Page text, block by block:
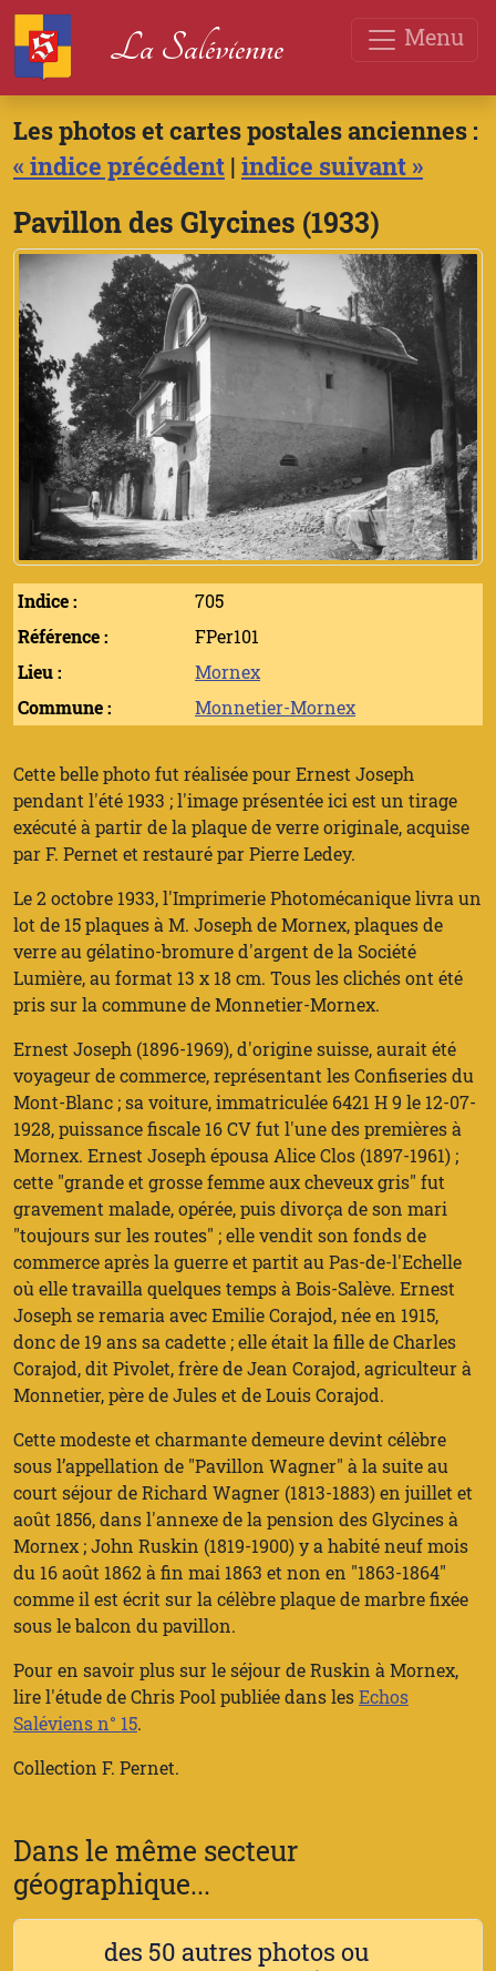
Menu
La Salévienne
Les photos et cartes postales anciennes :
« indice précédent | indice suivant »
Pavillon des Glycines (1933)
Indice :
705
Référence :
FPer101
Lieu :
Mornex
Commune :
Monnetier-Mornex
Cette belle photo fut réalisée pour Ernest Joseph
pendant l'été 1933 ; l'image présentée ici est un tirage
exécuté à partir de la plaque de verre originale, acquise
par F. Pernet et restauré par Pierre Ledey.
Le 2 octobre 1933, l'Imprimerie Photomécanique livra un
lot de 15 plaques à M. Joseph de Mornex, plaques de
verre au gélatino-bromure d'argent de la Société
Lumière, au format 13 x 18 cm. Tous les clichés ont été
pris sur la commune de Monnetier-Mornex.
Ernest Joseph (1896-1969), d'origine suisse, aurait été
voyageur de commerce, représentant les Confiseries du
Mont-Blanc ; sa voiture, immatriculée 6421 H 9 le 12-07-
1928, puissance fiscale 16 CV fut l'une des premières à
Mornex. Ernest Joseph épousa Alice Clos (1897-1961) ;
cette "grande et grosse femme aux cheveux gris" fut
gravement malade, opérée, puis divorça de son mari
"toujours sur les routes" ; elle vendit son fonds de
commerce après la guerre et partit au Pas-de-l'Echelle
où elle travailla quelques temps à Bois-Salève. Ernest
Joseph se remaria avec Emilie Corajod, née en 1915,
donc de 19 ans sa cadette ; elle était la fille de Charles
Corajod, dit Pivolet, frère de Jean Corajod, agriculteur à
Monnetier, père de Jules et de Louis Corajod.
Cette modeste et charmante demeure devint célèbre
sous l’appellation de "Pavillon Wagner" à la suite au
court séjour de Richard Wagner (1813-1883) en juillet et
août 1856, dans l'annexe de la pension des Glycines à
Mornex ; John Ruskin (1819-1900) y a habité neuf mois
du 16 août 1862 à fin mai 1863 et non en "1863-1864"
comme il est écrit sur la célèbre plaque de marbre fixée
sous le balcon du pavillon.
Pour en savoir plus sur le séjour de Ruskin à Mornex,
lire l'étude de Chris Pool publiée dans lesEchos
Saléviens n° 15.
Collection F. Pernet.
Dans le même secteur
géographique...
des 50 autres photos ou